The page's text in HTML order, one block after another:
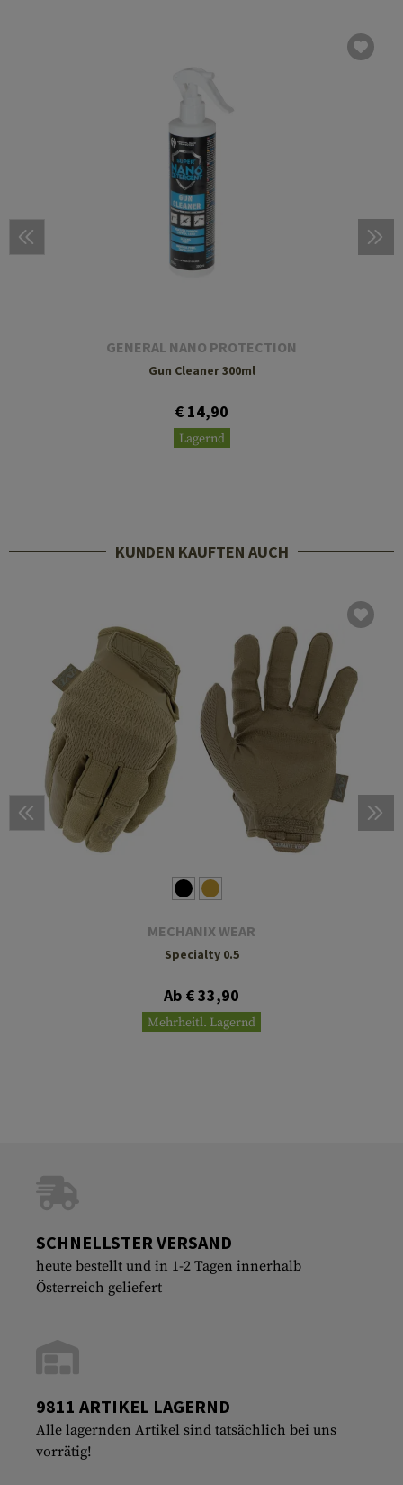
GENERAL NANO PROTECTION
Gun Cleaner 300ml
€ 14,90
Lagernd
KUNDEN KAUFTEN AUCH
MECHANIX WEAR
Specialty 0.5
Ab € 33,90
Mehrheitl. Lagernd
SCHNELLSTER VERSAND
heute bestellt und in 1-2 Tagen innerhalb
Österreich geliefert
9811 ARTIKEL LAGERND
Alle lagernden Artikel sind tatsächlich bei uns
vorrätig!